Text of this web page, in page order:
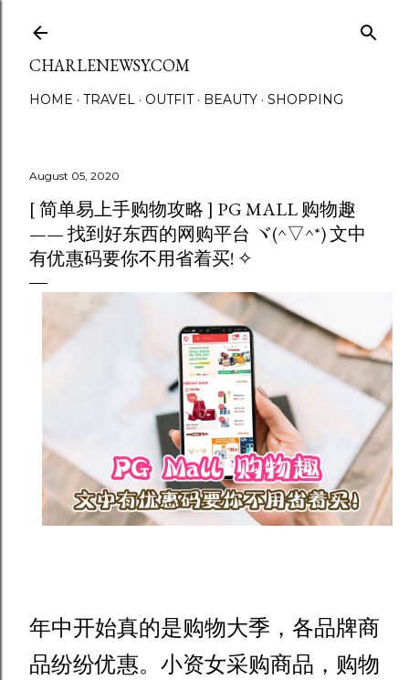
CHARLENEWSY.COM
HOME TRAVEL OUTFIT BEAUTY SHOPPING
August 05, 2020
[ 简单易上手购物攻略 ] PG MALL 购物趣
—— 找到好东西的网购平台 ヾ(^▽^*) 文中
有优惠码要你不用省着买! ✧
年中开始真的是购物大季，各品牌商
品纷纷优惠。小资女采购商品，购物